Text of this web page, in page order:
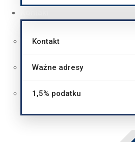
Kontakt
Ważne adresy
1,5% podatku